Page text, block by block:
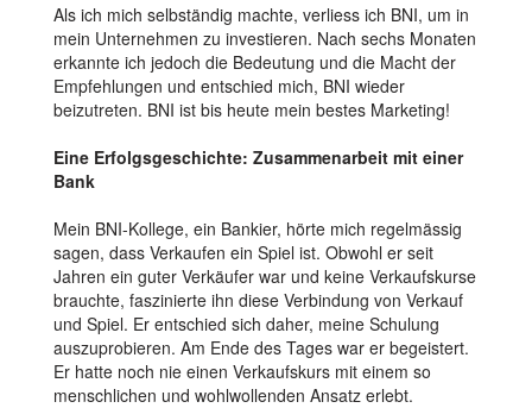
Als ich mich selbständig machte, verliess ich BNI, um in
mein Unternehmen zu investieren. Nach sechs Monaten
erkannte ich jedoch die Bedeutung und die Macht der
Empfehlungen und entschied mich, BNI wieder
beizutreten. BNI ist bis heute mein bestes Marketing!
Eine Erfolgsgeschichte: Zusammenarbeit mit einer
Bank
Mein BNI-Kollege, ein Bankier, hörte mich regelmässig
sagen, dass Verkaufen ein Spiel ist. Obwohl er seit
Jahren ein guter Verkäufer war und keine Verkaufskurse
brauchte, faszinierte ihn diese Verbindung von Verkauf
und Spiel. Er entschied sich daher, meine Schulung
auszuprobieren. Am Ende des Tages war er begeistert.
Er hatte noch nie einen Verkaufskurs mit einem so
menschlichen und wohlwollenden Ansatz erlebt.